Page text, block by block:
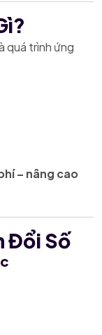
quá trình ứng
– nâng cao
Đổi Số